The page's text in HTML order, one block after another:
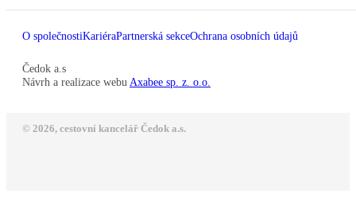
O společnostiKariéraPartnerská sekceOchrana osobních údajů
Čedok a.s
Návrh a realizace webu Axabee sp. z. o.o.
© 2026, cestovní kancelář Čedok a.s.